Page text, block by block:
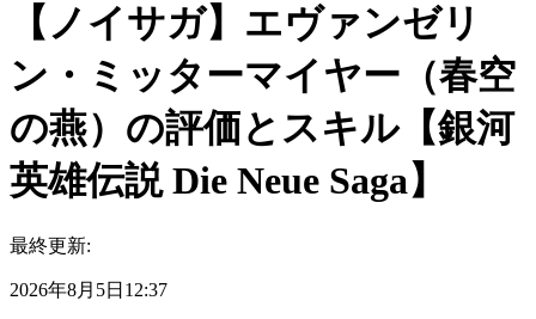
【ノイサガ】エヴァンゼリ
ン・ミッターマイヤー（春空
の燕）の評価とスキル【銀河
英雄伝説 Die Neue Saga】
最終更新:
2026年8月5日12:37